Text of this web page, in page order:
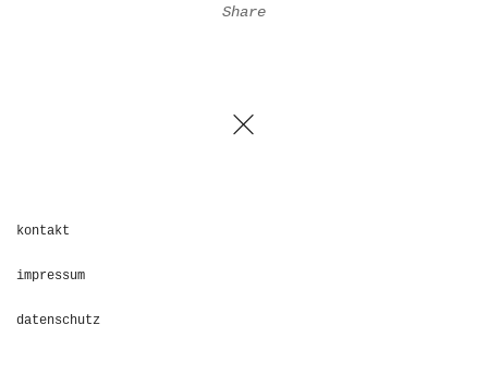
Share
kontakt
impressum
datenschutz